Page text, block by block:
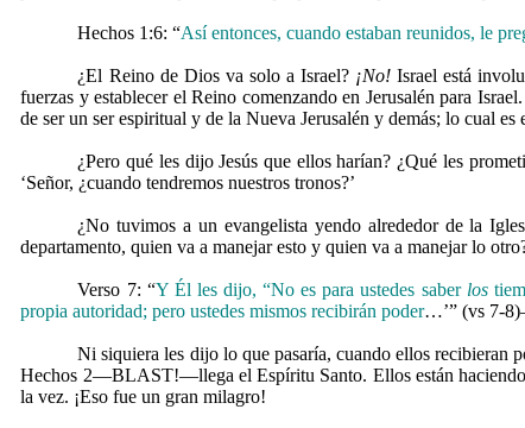
Hechos 1:6: “Así entonces, cuando estaban reunidos, le
¿El Reino de Dios va solo a Israel? ¡No! Israel está
fuerzas y establecer el Reino comenzando en Jerusalén para
de ser un ser espiritual y de la Nueva Jerusalén y demás; lo cual
¿Pero qué les dijo Jesús que ellos harían? ¿Qué les
‘Señor, ¿cuando tendremos nuestros tronos?’
¿No tuvimos a un evangelista yendo alrededor de la
departamento, quien va a manejar esto y quien va a manejar lo
Verso 7: “Y Él les dijo, “No es para ustedes saber los
propia autoridad; pero ustedes mismos recibirán poder…’” (vs 7-
Ni siquiera les dijo lo que pasaría, cuando ellos recibieran
Hechos 2—BLAST!—llega el Espíritu Santo. Ellos están haciendo
la vez. ¡Eso fue un gran milagro!